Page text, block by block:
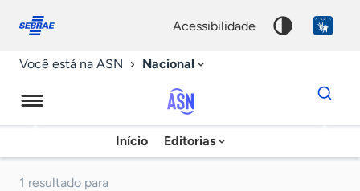
conosco
acessibilidade
Você está na ASN Nacional
Agência
Sebrae
Início Editorias
Dados
para
chave
1 resultado para